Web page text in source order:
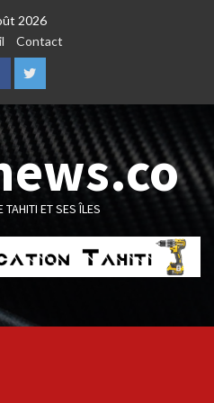
2026
Contact
Twitter
TAHITI ET SES ÎLES